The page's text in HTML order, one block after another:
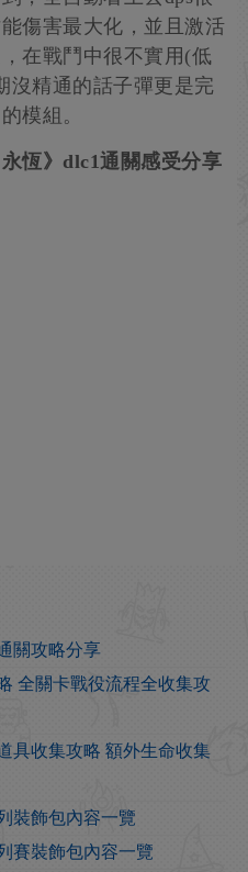
傷害最大化，並且激活
在戰鬥中很不實用(低
沒精通的話子彈更是完
模組。
恆》dlc1通關感受分享
關攻略分享
全關卡戰役流程全收集攻
具收集攻略 額外生命收集
裝飾包內容一覽
賽裝飾包內容一覽